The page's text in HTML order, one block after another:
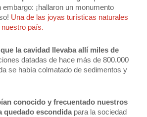
¡hallaron un monumento
Una de las joyas turísticas naturales
país.
la cavidad llevaba allí miles de
datadas de hace más de 800.000
se había colmatado de sedimentos y
conocido y frecuentado nuestros
quedado escondidapara la sociedad